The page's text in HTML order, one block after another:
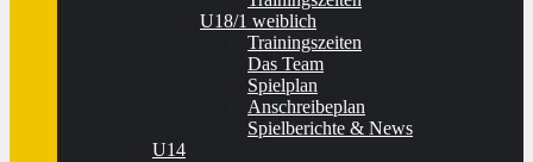
U18/1 weiblich
Trainingszeiten
Das Team
Spielplan
Anschreibeplan
Spielberichte & News
U14